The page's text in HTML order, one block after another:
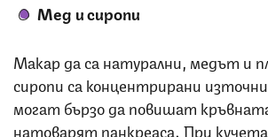
Мед и сиропи
Макар да са натурални, медът и
сиропи са концентрирани
могат бързо да повишат
натоварят панкреаса. При